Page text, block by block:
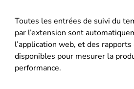
Toutes les entrées de suivi du
par l’extension sont
l’application web, et des
disponibles pour mesurer la
performance.